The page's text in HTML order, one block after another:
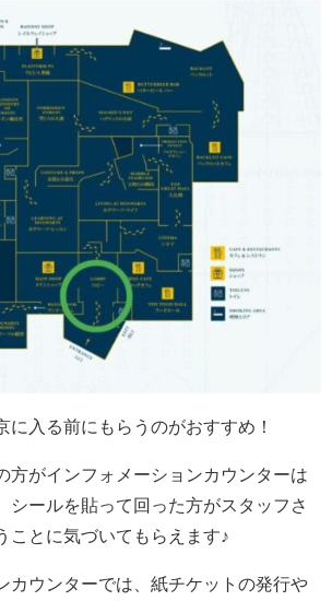
に入る前にもらうのがおすすめ！
方がインフォメーションカウンターは
シールを貼って回った方がスタッフさ
ことに気づいてもらえます♪
カウンターでは、紙チケットの発行や